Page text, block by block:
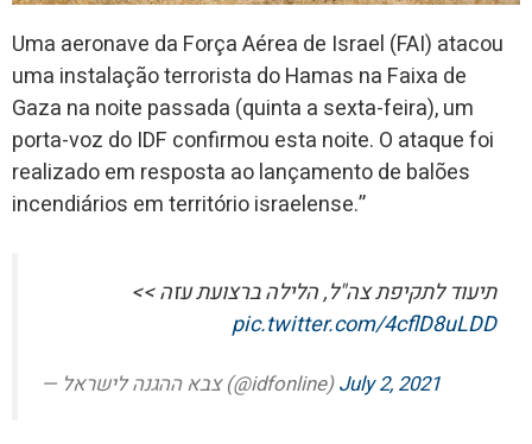
Uma aeronave da Força Aérea de Israel (FAI) atacou
uma instalação terrorista do Hamas na Faixa de
Gaza na noite passada (quinta a sexta-feira), um
porta-voz do IDF confirmou esta noite. O ataque foi
realizado em resposta ao lançamento de balões
incendiários em território israelense.”
תיעוד לתקיפת צה"ל, הלילה ברצועת עזה >>
pic.twitter.com/4cflD8uLDD
— צבא ההגנה לישראל (@idfonline)July 2, 2021